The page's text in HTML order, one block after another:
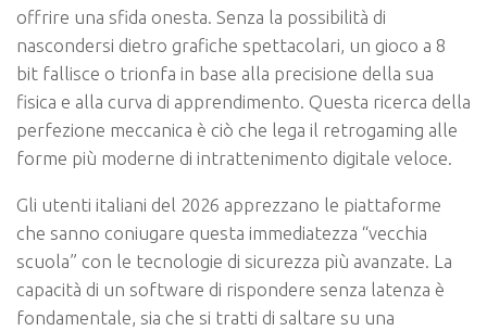
offrire una sfida onesta. Senza la possibilità di
nascondersi dietro grafiche spettacolari, un gioco a 8
bit fallisce o trionfa in base alla precisione della sua
fisica e alla curva di apprendimento. Questa ricerca della
perfezione meccanica è ciò che lega il retrogaming alle
forme più moderne di intrattenimento digitale veloce.
Gli utenti italiani del 2026 apprezzano le piattaforme
che sanno coniugare questa immediatezza “vecchia
scuola” con le tecnologie di sicurezza più avanzate. La
capacità di un software di rispondere senza latenza è
fondamentale, sia che si tratti di saltare su una